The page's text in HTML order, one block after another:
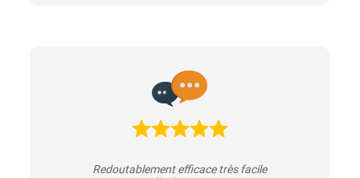
Redoutablement efficace très facile